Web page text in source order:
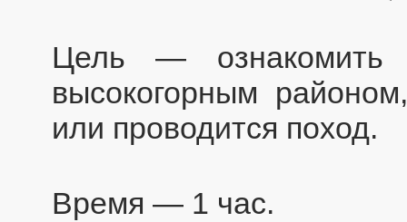
Цель — ознакомить
высокогорным
или проводится поход.
Время — 1 час.